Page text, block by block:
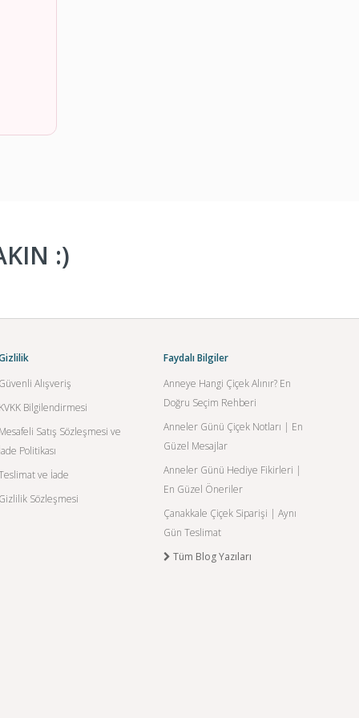
:)
Güvenli Alışveriş
KVKK Bilgilendirmesi
Mesafeli Satış Sözleşmesi ve
İade Politikası
ve İade
Gizlilik Sözleşmesi
Faydalı Bilgiler
Anneye Hangi Çiçek Alınır? En
Doğru Seçim Rehberi
Anneler Günü Çiçek Notları | En
Güzel Mesajlar
Anneler Günü Hediye Fikirleri |
En Güzel Öneriler
Çanakkale Çiçek Siparişi | Aynı
Gün Teslimat
Tüm Blog Yazıları